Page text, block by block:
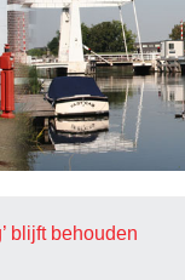
blijft behouden